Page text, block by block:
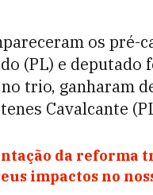
os pré-
(PL) e deputado
trio, ganharam
Cavalcante
da reforma
impactos no